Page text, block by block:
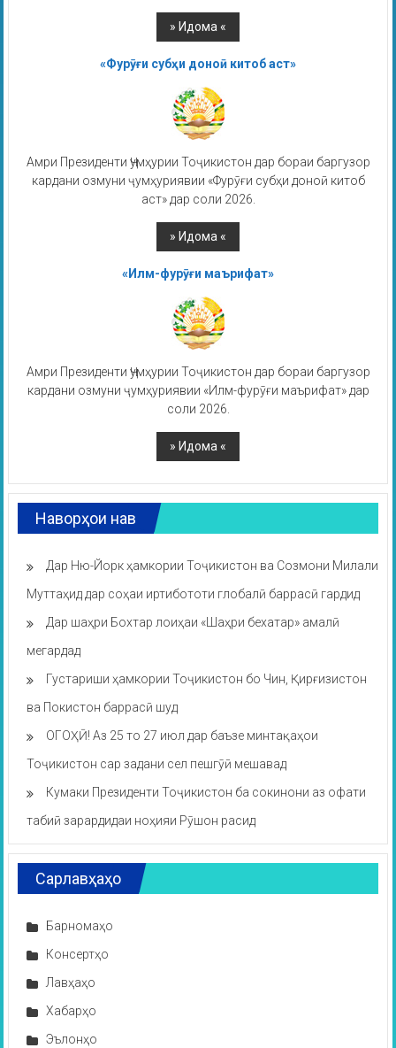
«Фурӯғи субҳи доноӣ китоб аст»
Амри Президенти Ҷумҳурии Тоҷикистон дар бораи баргузор
кардани озмуни ҷумҳуриявии «Фурӯғи субҳи доноӣ китоб
аст» дар соли 2026.
«Илм-фурӯғи маърифат»
Амри Президенти Ҷумҳурии Тоҷикистон дар бораи баргузор
кардани озмуни ҷумҳуриявии «Илм-фурӯғи маърифат» дар
соли 2026.
Наворҳои нав
Дар Ню-Йорк ҳамкории Тоҷикистон ва Созмони Милали
Муттаҳид дар соҳаи иртибототи глобалӣ баррасӣ гардид
Дар шаҳри Бохтар лоиҳаи «Шаҳри бехатар» амалӣ
мегардад
Густариши ҳамкории Тоҷикистон бо Чин, Қирғизистон
ва Покистон баррасӣ шуд
ОГОҲӢ! Аз 25 то 27 июл дар баъзе минтақаҳои
Тоҷикистон сар задани сел пешгӯӣ мешавад
Кумаки Президенти Тоҷикистон ба сокинони аз офати
табиӣ зарардидаи ноҳияи Рӯшон расид
Сарлавҳаҳо
Барномаҳо
Консертҳо
Лавҳаҳо
Хабарҳо
Эълонҳо